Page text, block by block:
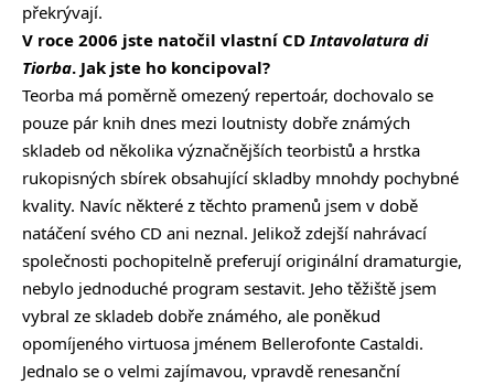
překrývají.
V roce 2006 jste natočil vlastní CD Intavolatura di
Tiorba. Jak jste ho koncipoval?
Teorba má poměrně omezený repertoár, dochovalo se
pouze pár knih dnes mezi loutnisty dobře známých
skladeb od několika význačnějších teorbistů a hrstka
rukopisných sbírek obsahující skladby mnohdy pochybné
kvality. Navíc některé z těchto pramenů jsem v době
natáčení svého CD ani neznal. Jelikož zdejší nahrávací
společnosti pochopitelně preferují originální dramaturgie,
nebylo jednoduché program sestavit. Jeho těžiště jsem
vybral ze skladeb dobře známého, ale poněkud
opomíjeného virtuosa jménem Bellerofonte Castaldi.
Jednalo se o velmi zajímavou, vpravdě renesanční